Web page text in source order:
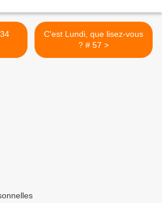
C'est Lundi, que lisez-vous
? # 57 >